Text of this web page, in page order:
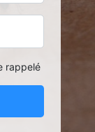
rappelé